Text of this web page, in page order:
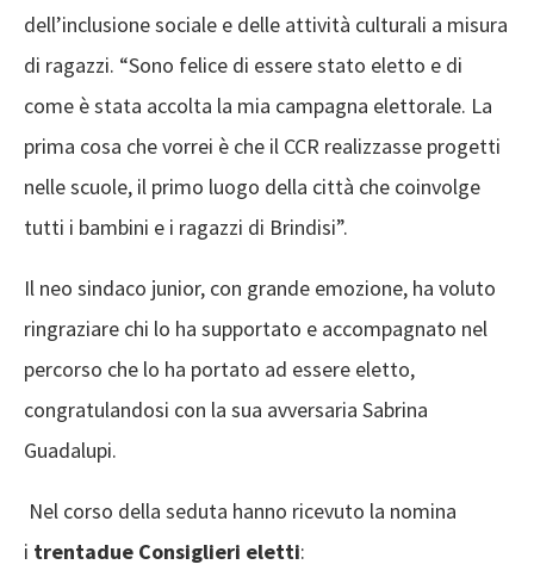
dell’inclusione sociale e delle attività culturali a misura
di ragazzi. “Sono felice di essere stato eletto e di
come è stata accolta la mia campagna elettorale. La
prima cosa che vorrei è che il CCR realizzasse progetti
nelle scuole, il primo luogo della città che coinvolge
tutti i bambini e i ragazzi di Brindisi”.
Il neo sindaco junior, con grande emozione, ha voluto
ringraziare chi lo ha supportato e accompagnato nel
percorso che lo ha portato ad essere eletto,
congratulandosi con la sua avversaria Sabrina
Guadalupi.
Nel corso della seduta hanno ricevuto la nomina
i trentadue Consiglieri eletti: